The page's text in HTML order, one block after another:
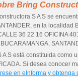
Bring
S A S se
en la localidad
36 22 16 OFICINA
A S está constituida como
Si desea conocer
en eInforma y obtenga